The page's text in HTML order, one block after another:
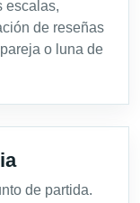
escalas,
de reseñas
o luna de
de partida.